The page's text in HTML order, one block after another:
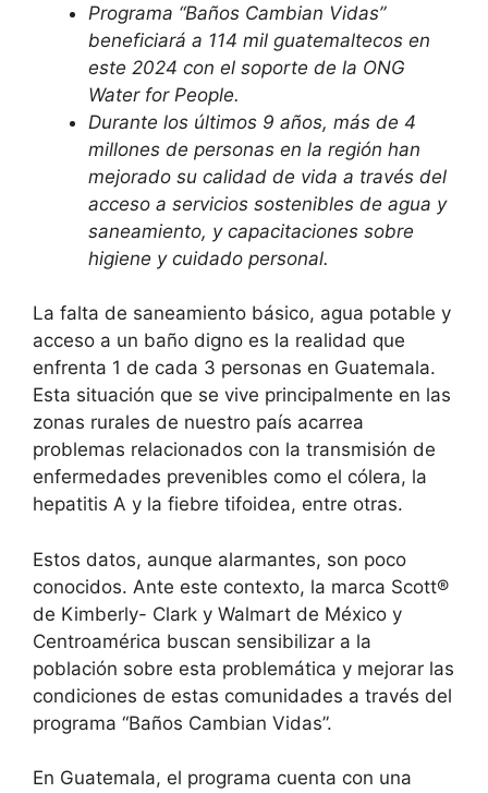
Programa “Baños Cambian Vidas”
beneficiará a 114 mil guatemaltecos en
este 2024 con el soporte de la ONG
Water for People.
Durante los últimos 9 años, más de 4
millones de personas en la región han
mejorado su calidad de vida a través del
acceso a servicios sostenibles de agua y
saneamiento, y capacitaciones sobre
higiene y cuidado personal.
La falta de saneamiento básico, agua potable y
acceso a un baño digno es la realidad que
enfrenta 1 de cada 3 personas en Guatemala.
Esta situación que se vive principalmente en las
zonas rurales de nuestro país acarrea
problemas relacionados con la transmisión de
enfermedades prevenibles como el cólera, la
hepatitis A y la fiebre tifoidea, entre otras.
Estos datos, aunque alarmantes, son poco
conocidos. Ante este contexto, la marca Scott®
de Kimberly- Clark y Walmart de México y
Centroamérica buscan sensibilizar a la
población sobre esta problemática y mejorar las
condiciones de estas comunidades a través del
programa “Baños Cambian Vidas”.
En Guatemala, el programa cuenta con una